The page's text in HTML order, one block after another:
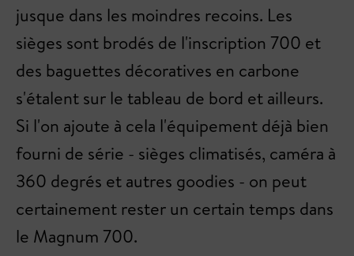
jusque dans les moindres recoins. Les
sièges sont brodés de l'inscription 700 et
des baguettes décoratives en carbone
s'étalent sur le tableau de bord et ailleurs.
Si l'on ajoute à cela l'équipement déjà bien
fourni de série - sièges climatisés, caméra à
360 degrés et autres goodies - on peut
certainement rester un certain temps dans
le Magnum 700.